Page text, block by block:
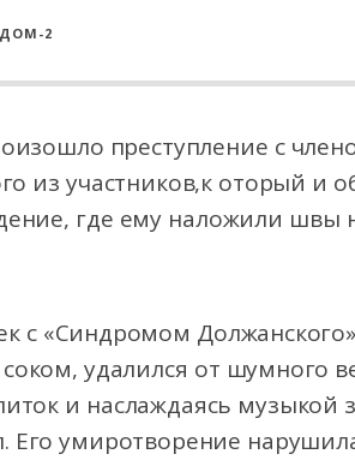
2
преступление с
из участников,к оторый и
где ему наложили швы
с «Синдромом
удалился от шумного
и наслаждаясь музыкой
Его умиротворение